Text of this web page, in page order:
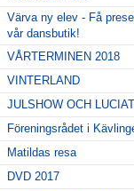
Värva ny elev - Få
vår dansbutik!
VÅRTERMINEN 2018
VINTERLAND
JULSHOW OCH
Föreningsrådet i
Matildas resa
DVD 2017